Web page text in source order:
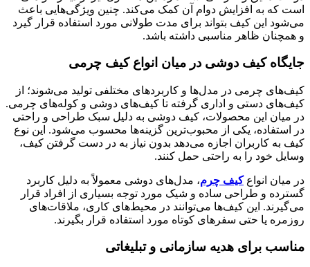
است که به افزایش دوام آن کمک می‌کند. چنین ویژگی‌هایی باعث
می‌شود این کیف بتواند برای مدت طولانی مورد استفاده قرار گیرد
و همچنان ظاهر مناسبی داشته باشد.
جایگاه کیف دوشی در میان انواع کیف چرمی
کیف‌های چرمی در مدل‌ها و کاربردهای مختلفی تولید می‌شوند؛ از
کیف‌های دستی و اداری گرفته تا کیف‌های دوشی و کوله‌های چرمی.
در میان این محصولات، کیف دوشی به دلیل سبک طراحی و راحتی
در استفاده، یکی از محبوب‌ترین گزینه‌ها محسوب می‌شود. این نوع
کیف به کاربران اجازه می‌دهد بدون نیاز به در دست گرفتن کیف،
وسایل خود را به راحتی حمل کنند.
در میان انواعکیف چرم، مدل‌های دوشی معمولاً به دلیل کاربرد
گسترده و طراحی ساده و شیک مورد توجه بسیاری از افراد قرار
می‌گیرند. این کیف‌ها می‌توانند در محیط‌های کاری، ملاقات‌های
روزمره یا حتی سفرهای کوتاه مورد استفاده قرار بگیرند.
مناسب برای هدیه سازمانی و تبلیغاتی